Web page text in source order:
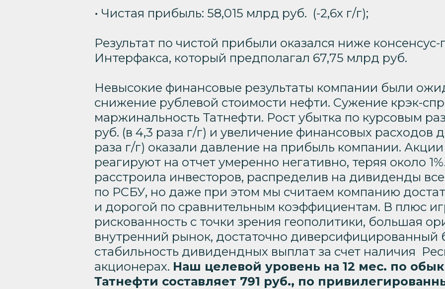
• Чистая прибыль: 58,015 млрд руб. (-2,6x г/г);
Результат по чистой прибыли оказался ниже консенсус-
Интерфакса, который предполагал 67,75 млрд руб.
Невысокие финансовые результаты компании были
снижение рублевой стоимости нефти. Сужение крэк-
маржинальность Татнефти. Рост убытка по курсовым
руб. (в 4,3 раза г/г) и увеличение финансовых расходов
раза г/г) оказали давление на прибыль компании.
реагируют на отчет умеренно негативно, теряя около
расстроила инвесторов, распределив на дивиденды
по РСБУ, но даже при этом мы считаем компанию
и дорогой по сравнительным коэффициентам. В плюс
рискованность с точки зрения геополитики, большая
внутренний рынок, достаточно диверсифицированный
стабильность дивидендных выплат за счет наличия
акционерах. Наш целевой уровень на 12 мес. по
Татнефти составляет 791 руб., по